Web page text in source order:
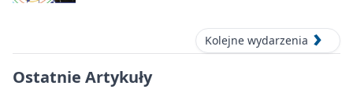
Kolejne wydarzenia
Ostatnie Artykuły